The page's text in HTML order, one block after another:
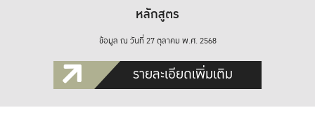
หลักสูตร
ข้อมูล ณ วันที่ 27 ตุลาคม พ.ศ. 2568
รายละเอียดเพิ่มเติม